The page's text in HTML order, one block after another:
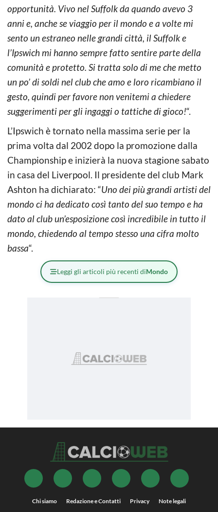
opportunità. Vivo nel Suffolk da quando avevo 3
anni e, anche se viaggio per il mondo e a volte mi
sento un estraneo nelle grandi città, il Suffolk e
l’Ipswich mi hanno sempre fatto sentire parte della
comunità e protetto. Si tratta solo di me che metto
un po’ di soldi nel club che amo e loro ricambiano il
gesto, quindi per favore non venitemi a chiedere
suggerimenti per gli ingaggi o tattiche di gioco!“.
L’Ipswich è tornato nella massima serie per la
prima volta dal 2002 dopo la promozione dalla
Championship e inizierà la nuova stagione sabato
in casa del Liverpool. Il presidente del club Mark
Ashton ha dichiarato: “Uno dei più grandi artisti del
mondo ci ha dedicato così tanto del suo tempo e ha
dato al club un’esposizione così incredibile in tutto il
mondo, chiedendo al tempo stesso una cifra molto
bassa“.
Leggi gli articoli più recenti diMondo
Chi siamo Redazione e Contatti Privacy Note legali